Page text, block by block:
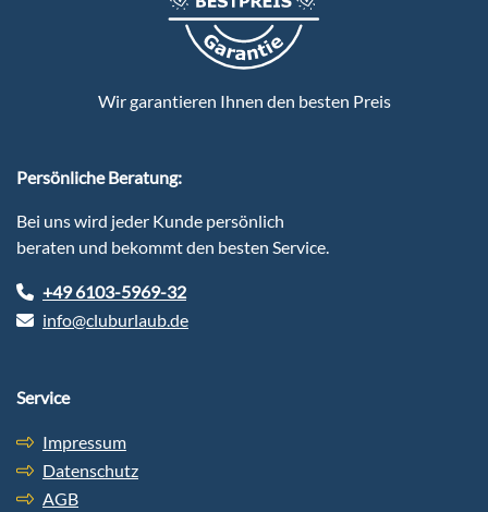
Wir garantieren Ihnen den besten Preis
Persönliche Beratung:
Bei uns wird jeder Kunde persönlich
beraten und bekommt den besten Service.
+49 6103-5969-32
info@cluburlaub.de
Service
Impressum
Datenschutz
AGB